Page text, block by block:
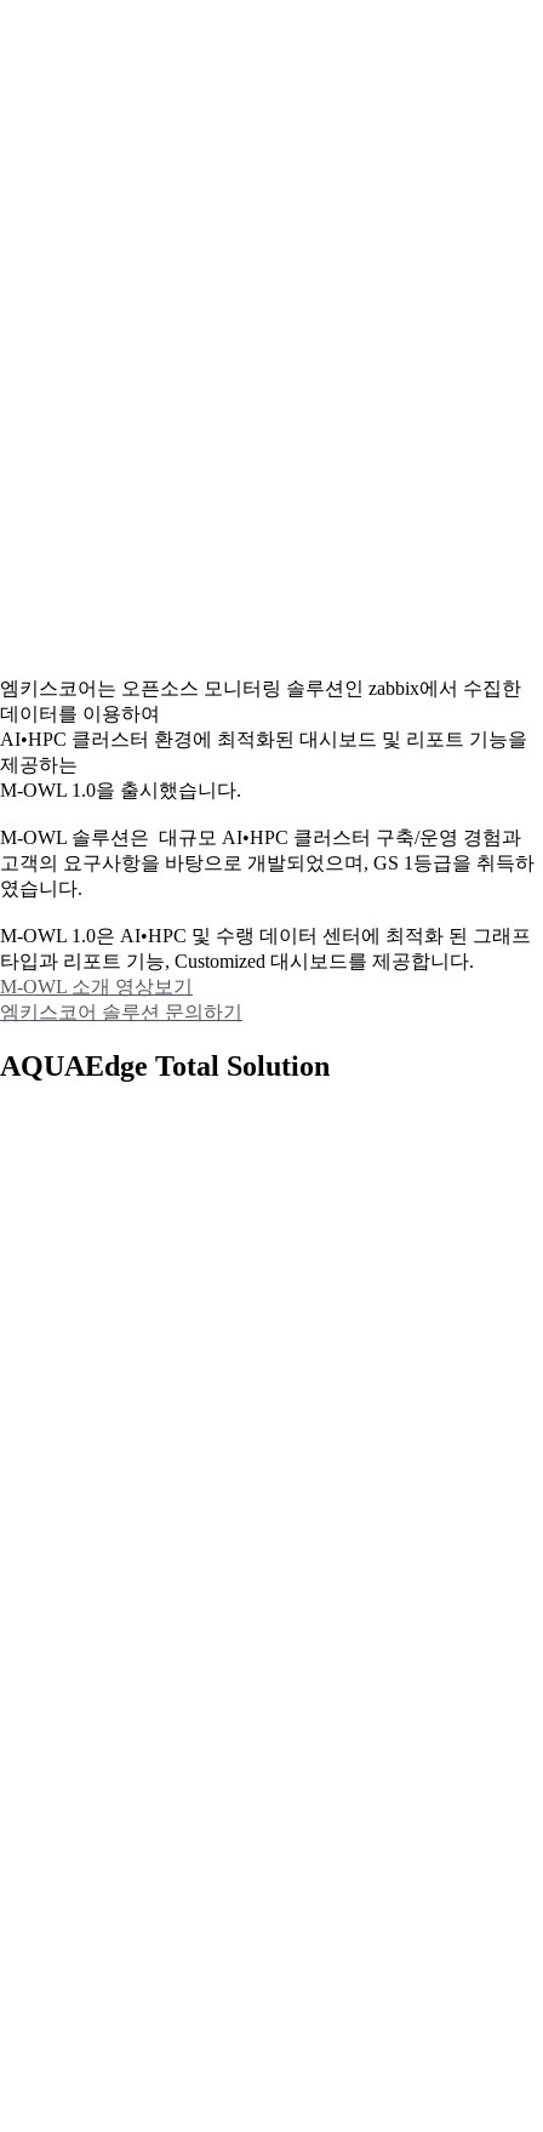
엠키스코어는 오픈소스 모니터링 솔루션인 zabbix에서 수집한
데이터를 이용하여
AI•HPC 클러스터 환경에 최적화된 대시보드 및 리포트 기능을
제공하는
M-OWL 1.0을 출시했습니다.
M-OWL 솔루션은 대규모 AI•HPC 클러스터 구축/운영 경험과
고객의 요구사항을 바탕으로 개발되었으며, GS 1등급을 취득하
였습니다.
M-OWL 1.0은 AI•HPC 및 수랭 데이터 센터에 최적화 된 그래프
타입과 리포트 기능, Customized 대시보드를 제공합니다.
M-OWL 소개 영상보기
엠키스코어 솔루션 문의하기
AQUAEdge Total Solution